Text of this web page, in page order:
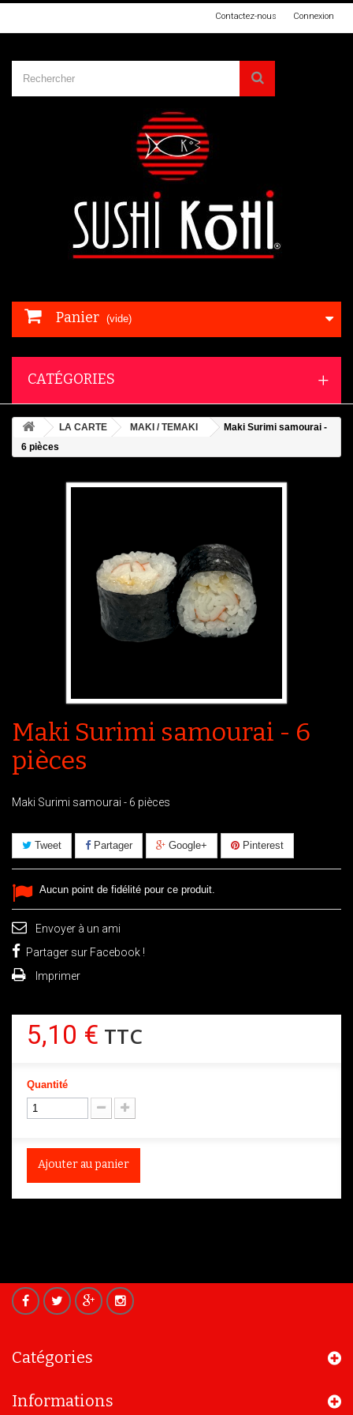
Connexion
Contactez-nous
Panier (vide)
CATÉGORIES
LA CARTE MAKI / TEMAKI
Maki Surimi samourai -
6 pièces
Maki Surimi samourai - 6
pièces
Maki Surimi samourai - 6 pièces
Tweet Partager Google+ Pinterest
Aucun point de fidélité pour ce produit.
Envoyer à un ami
Partager sur Facebook !
Imprimer
5,10 € TTC
Quantité
Ajouter au panier
Catégories
Informations